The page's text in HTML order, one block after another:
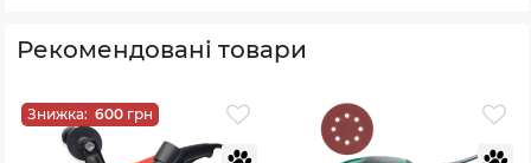
Рекомендовані товари
Знижка: 600 грн